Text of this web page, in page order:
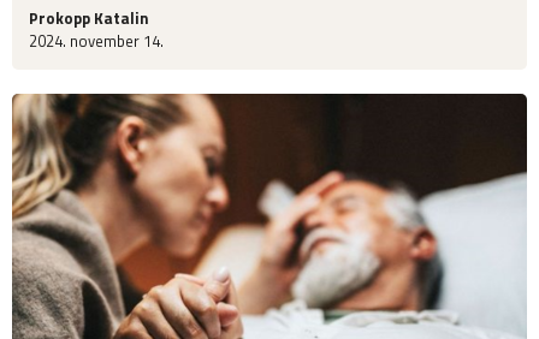
Prokopp Katalin
2024. november 14.